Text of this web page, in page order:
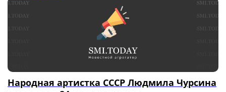
Народная артистка СССР Людмила Чурсина